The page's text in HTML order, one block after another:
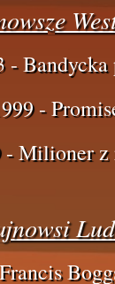
- Bandycka
-
- Milioner z
Francis